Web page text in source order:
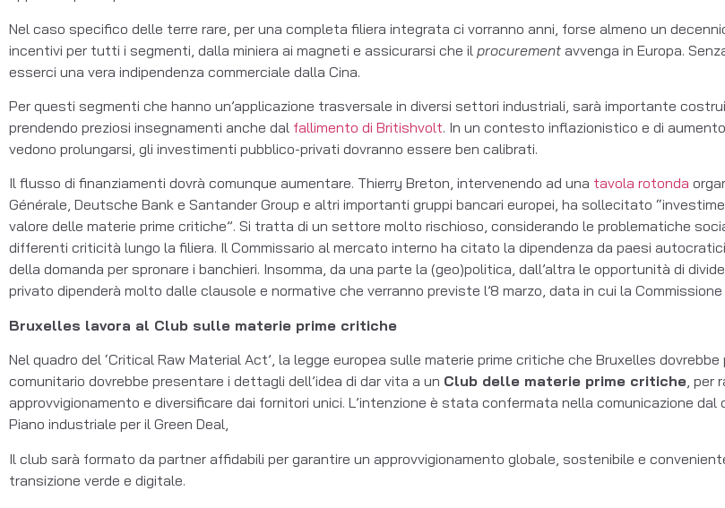
Nel caso specifico delle terre rare, per una completa filiera integrata ci vorranno anni, forse almeno un
incentivi per tutti i segmenti, dalla miniera ai magneti e assicurarsi che il procurement avvenga in Europa.
esserci una vera indipendenza commerciale dalla Cina.
Per questi segmenti che hanno un’applicazione trasversale in diversi settori industriali, sarà importante
prendendo preziosi insegnamenti anche dal fallimento di Britishvolt. In un contesto inflazionistico e di
vedono prolungarsi, gli investimenti pubblico-privati dovranno essere ben calibrati.
Il flusso di finanziamenti dovrà comunque aumentare. Thierry Breton, intervenendo ad una tavola rotonda
Générale, Deutsche Bank e Santander Group e altri importanti gruppi bancari europei, ha sollecitato
valore delle materie prime critiche”. Si tratta di un settore molto rischioso, considerando le problematiche
differenti criticità lungo la filiera. Il Commissario al mercato interno ha citato la dipendenza da paesi
della domanda per spronare i banchieri. Insomma, da una parte la (geo)politica, dall’altra le opportunità di
privato dipenderà molto dalle clausole e normative che verranno previste l’8 marzo, data in cui la
Bruxelles lavora al Club sulle materie prime critiche
Nel quadro del ‘Critical Raw Material Act’, la legge europea sulle materie prime critiche che Bruxelles
comunitario dovrebbe presentare i dettagli dell’idea di dar vita a un Club delle materie prime critiche, per
approvvigionamento e diversificare dai fornitori unici. L’intenzione è stata confermata nella comunicazione
Piano industriale per il Green Deal,
Il club sarà formato da partner affidabili per garantire un approvvigionamento globale, sostenibile e
transizione verde e digitale.